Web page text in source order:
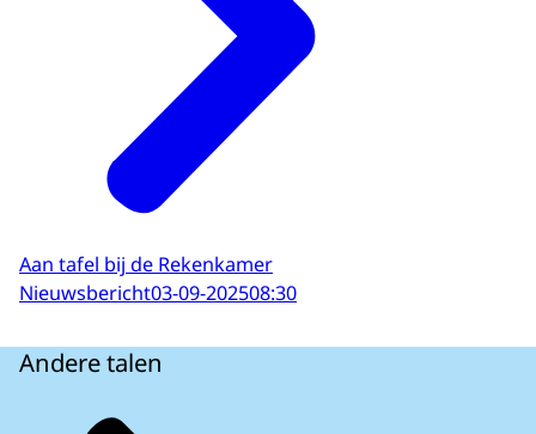
Aan tafel bij de Rekenkamer
Nieuwsbericht03-09-202508:30
Andere talen